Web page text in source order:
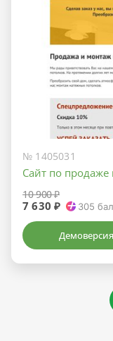
№ 1405031
Сайт по продаже
10 900 ₽
7 630 ₽ 305
Демоверсия